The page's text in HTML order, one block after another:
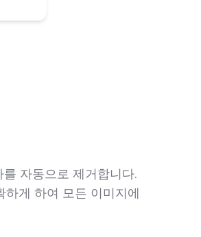
자동으로 제거합니다.
게 하여 모든 이미지에